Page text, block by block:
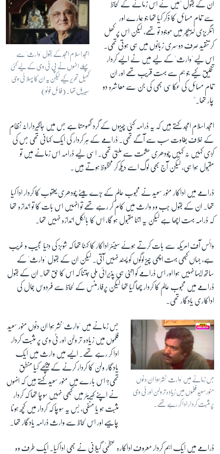
امجد اسلام امجد کے بقول 'وارث' سے
پہلے انہوں نے پی ٹی وی کے لیے کئی
کھیل تحریر کیے لیکن یہ ان کا پہلا ٹی وی
سیریل تھا۔ (فائل فوٹو)
اُن کے بقول "میں نے اس زمانے کے لحاظ
سے تمام مسائل کا ذکر کیا تھا جو ہمارے اور
انگریزی لٹریچر میں موجود تو تھے، لیکن اس پر کھل
کر تنقید صرف دوسری زبانوں میں ہی ہوتی تھی۔
اس لیے 'وارث' کے لیے میں نے ایسے کردار
تخلیق کیے جو ہم سے بہت قریب تھے اور ان
تمام مسائل کی عکاسی بھی کی جن سے معاشرہ دو
چار تھا۔"
امجد اسلام امجد کہتے ہیں کہ یہ ڈرامہ کئی چیزوں کے گرد گھومتا ہے جس میں جاگیردارانہ نظام
کے خلاف بغاوت سب سے آگے تھی۔ ڈرامے کے ہر کردار کی ایک کہانی تھی جس کی
کڑی کہیں نہ کہیں چودھری حشمت سے ملتی تھی۔ اسی لیے ڈرامہ اس زمانے میں تو
مقبول ہوا ہی، لیکن آج بھی لوگ اسے دیکھ کر محظوظ ہوتے ہیں۔
ڈرامے میں اداکار منور سعید نے محبوب عالم کے بڑے بیٹے چودھری یعقوب کا کردار ادا کیا
تھا۔ ان کے بقول جب وہ وارث میں کام کر رہے تھے تو انہیں اس بات کا تو اندازہ تھا
کہ ڈرامہ بہت اچھا ہے لیکن یہ اتنا مقبول ہو گا، اس کا بالکل اندازہ نہیں تھا۔
وائس آف امریکہ سے بات کرتے ہوئے سینئر اداکار کا کہنا تھا کہ شوبز کی دنیا عجیب و غریب
ہے، جہاں کبھی بہت اچھی چیز لوگوں کو پسند نہیں آتی۔ لیکن ان کے بقول 'وارث' کے
ساتھ ایسا نہیں ہوا اور اس ڈرامے کو اتنی ہی پذیرائی ملی جتنا کہ اس کا حق تھا۔ ان کے بقول
ڈرامے میں محبوب عالم کا کردار چھا گیا تھا لیکن پرفارمنس کے لحاظ سے فردوس جمال کی
اداکاری یادگار تھی۔
جس زمانے میں 'وارث' نشر ہوا ان دنوں
منور سعید فلموں میں زیادہ تر ولن اور ٹی وی
پر مثبت کردار ادا کر رہے تھے۔
جس زمانے میں 'وارث' نشر ہوا ان دنوں منور سعید
فلموں میں زیادہ تر ولن اور ٹی وی پر مثبت کردار
ادا کر رہے تھے۔ ایسے میں وارث میں ایک
یادگار ولن کا کردار کرنے کے پیچھے کیا منطق
تھی؟ اس بارے میں منور سعید کہتے ہیں کہ انہوں
نے اپنے کیریئر میں کبھی نہیں سوچا تھا کہ کردار
مثبت ہو یا منفی، بس یہ سوچا کہ کردار میں کچھ ہونا
چاہیے اور اس لحاظ سے وارث ڈرامہ یادگار تھا۔
ڈرامے میں ایک اہم کردار معروف اداکارہ عظمیٰ گیلانی نے بھی ادا کیا۔ ایک طرف وہ